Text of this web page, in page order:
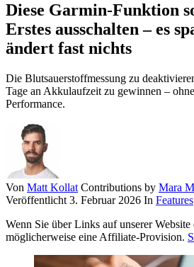
Diese Garmin-Funktion
Erstes ausschalten – es
ändert fast nichts
Die Blutsauerstoffmessung zu
Tage an Akkulaufzeit zu gewinnen –
Performance.
Von Matt Kollat Contributions by Mara
Veröffentlicht 3. Februar 2026 In Features
Wenn Sie über Links auf unserer
möglicherweise eine Affiliate-Provision.